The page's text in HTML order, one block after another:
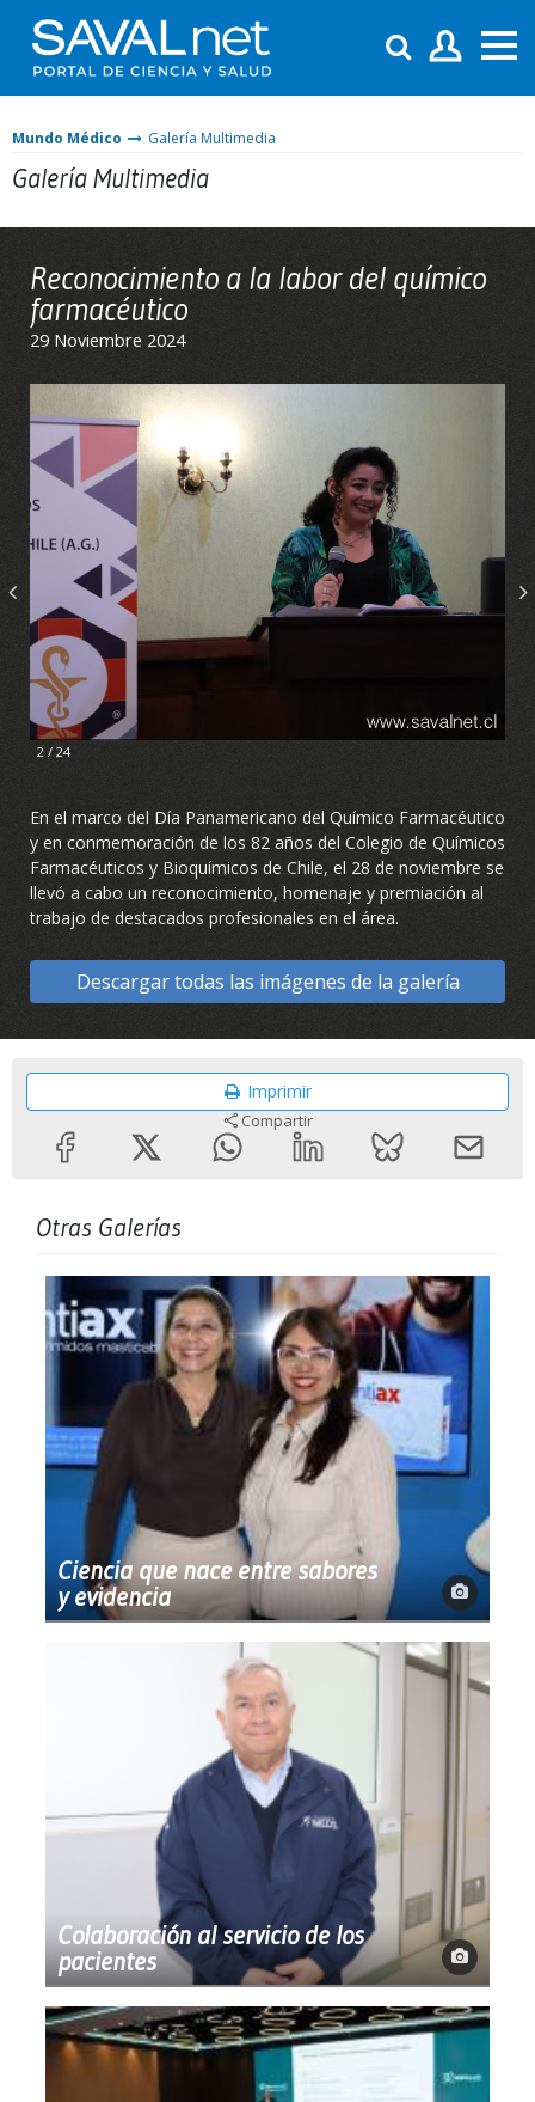
Mundo Médico Galería Multimedia
Galería Multimedia
Reconocimiento a la labor del químico
farmacéutico
29 Noviembre 2024
2 / 24
En el marco del Día Panamericano del Químico Farmacéutico
y en conmemoración de los 82 años del Colegio de Químicos
Farmacéuticos y Bioquímicos de Chile, el 28 de noviembre se
llevó a cabo un reconocimiento, homenaje y premiación al
trabajo de destacados profesionales en el área.
Descargar todas las imágenes de la galería
Imprimir
Compartir
Otras Galerías
Ciencia que nace entre sabores
y evidencia
Colaboración al servicio de los
pacientes